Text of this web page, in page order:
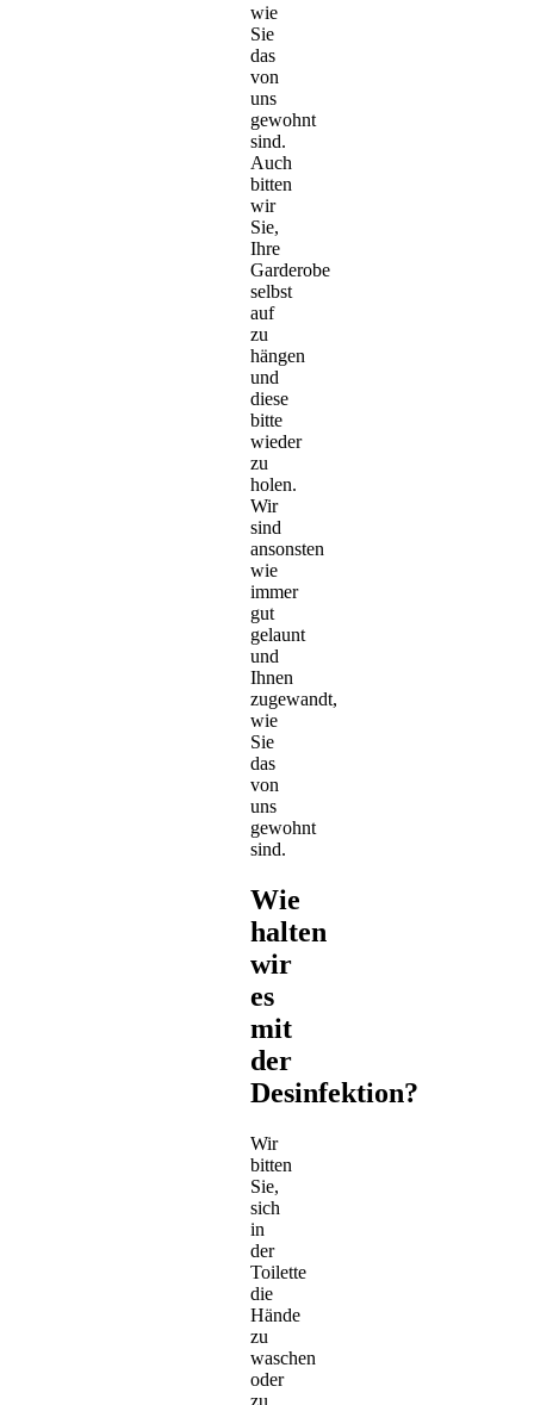
wie
Sie
das
von
uns
gewohnt
sind.
Auch
bitten
wir
Sie,
Ihre
Garderobe
selbst
auf
zu
hängen
und
diese
bitte
wieder
zu
holen.
Wir
sind
ansonsten
wie
immer
gut
gelaunt
und
Ihnen
zugewandt,
wie
Sie
das
von
uns
gewohnt
sind.
Wie
halten
wir
es
mit
der
Desinfektion?
Wir
bitten
Sie,
sich
in
der
Toilette
die
Hände
zu
waschen
oder
zu